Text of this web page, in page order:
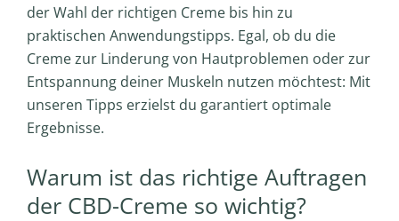
der Wahl der richtigen Creme bis hin zu
praktischen Anwendungstipps. Egal, ob du die
Creme zur Linderung von Hautproblemen oder zur
Entspannung deiner Muskeln nutzen möchtest: Mit
unseren Tipps erzielst du garantiert optimale
Ergebnisse.
Warum ist das richtige Auftragen
der CBD-Creme so wichtig?